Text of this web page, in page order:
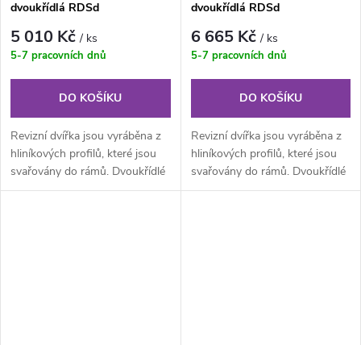
dvoukřídlá RDSd
5 010 Kč/ ks
5-7 pracovních dnů
DO KOŠÍKU
Revizní dvířka jsou vyráběna z
hliníkových profilů, které jsou
svařovány do rámů. Dvoukřídlé
provedení je složeno z...
dvoukřídlá RDSd
6 665 Kč/ ks
5-7 pracovních dnů
DO KOŠÍKU
Revizní dvířka jsou vyráběna z
hliníkových profilů, které jsou
svařovány do rámů. Dvoukřídlé
provedení je složeno z...